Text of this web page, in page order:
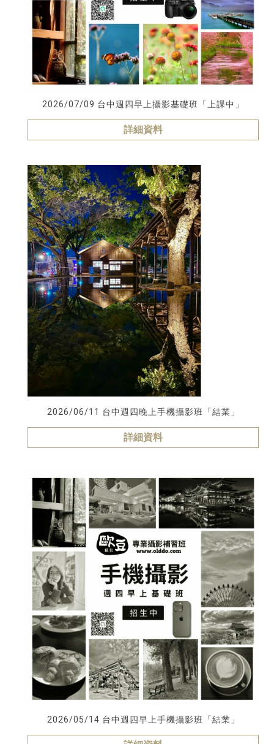
2026/07/09 台中週四早上攝影基礎班「上課中」
詳細資料
2026/06/11 台中週四晚上手機攝影班「結業」
詳細資料
2026/05/14 台中週四早上手機攝影班「結業」